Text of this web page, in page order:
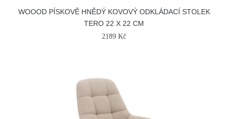
WOOOD PÍSKOVĚ HNĚDÝ KOVOVÝ ODKLÁDACÍ STOLEK
TERO 22 X 22 CM
2189 Kč